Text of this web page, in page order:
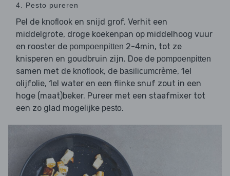
4. Pesto pureren
Pel de knoflook en snijd grof. Verhit een
middelgrote, droge koekenpan op middelhoog vuur
en rooster de pompoenpitten 2-4min, tot ze
knisperen en goudbruin zijn. Doe de pompoenpitten
samen met de knoflook, de basilicumcrème, 1el
olijfolie, 1el water en een flinke snuf zout in een
hoge (maat)beker. Pureer met een staafmixer tot
een zo glad mogelijke pesto.